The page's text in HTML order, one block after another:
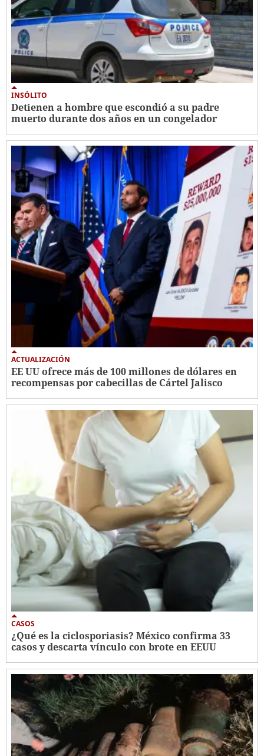
INSÓLITO
Detienen a hombre que escondió a su padre
muerto durante dos años en un congelador
ACTUALIZACIÓN
EE UU ofrece más de 100 millones de dólares en
recompensas por cabecillas de Cártel Jalisco
CASOS
¿Qué es la ciclosporiasis? México confirma 33
casos y descarta vínculo con brote en EEUU